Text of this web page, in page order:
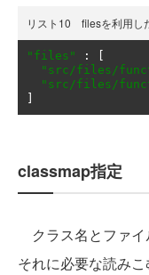
リスト10 filesを利用し
"files" :
"src/files/
"src/files/
classmap指定
クラス名とファイ
それに必要な読み